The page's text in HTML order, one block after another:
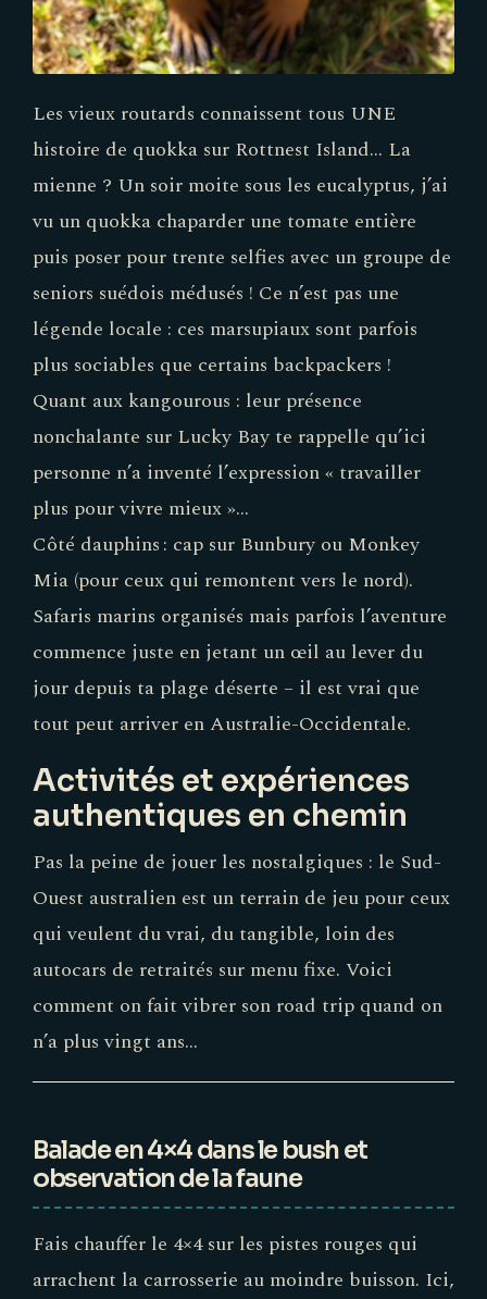
Les vieux routards connaissent tous UNE
histoire de quokka sur Rottnest Island… La
mienne ? Un soir moite sous les eucalyptus, j’ai
vu un quokka chaparder une tomate entière
puis poser pour trente selfies avec un groupe de
seniors suédois médusés ! Ce n’est pas une
légende locale : ces marsupiaux sont parfois
plus sociables que certains backpackers !
Quant aux kangourous : leur présence
nonchalante sur Lucky Bay te rappelle qu’ici
personne n’a inventé l’expression « travailler
plus pour vivre mieux »…
Côté dauphins : cap sur Bunbury ou Monkey
Mia (pour ceux qui remontent vers le nord).
Safaris marins organisés mais parfois l’aventure
commence juste en jetant un œil au lever du
jour depuis ta plage déserte – il est vrai que
tout peut arriver en Australie-Occidentale.
Activités et expériences
authentiques en chemin
Pas la peine de jouer les nostalgiques : le Sud-
Ouest australien est un terrain de jeu pour ceux
qui veulent du vrai, du tangible, loin des
autocars de retraités sur menu fixe. Voici
comment on fait vibrer son road trip quand on
n’a plus vingt ans…
Balade en 4×4 dans le bush et
observation de la faune
Fais chauffer le 4×4 sur les pistes rouges qui
arrachent la carrosserie au moindre buisson. Ici,